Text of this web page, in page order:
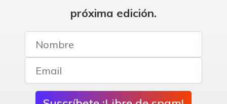
próxima edición.